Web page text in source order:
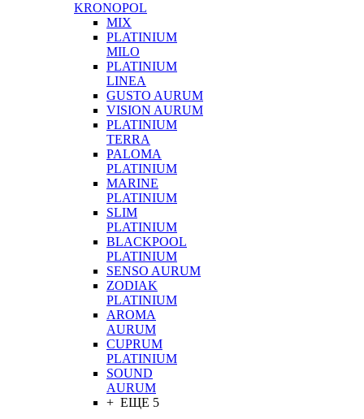
KRONOPOL
MIX
PLATINIUM
MILO
PLATINIUM
LINEA
GUSTO AURUM
VISION AURUM
PLATINIUM
TERRA
PALOMA
PLATINIUM
MARINE
PLATINIUM
SLIM
PLATINIUM
BLACKPOOL
PLATINIUM
SENSO AURUM
ZODIAK
PLATINIUM
AROMA
AURUM
CUPRUM
PLATINIUM
SOUND
AURUM
+ ЕЩЕ 5